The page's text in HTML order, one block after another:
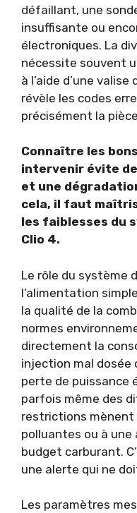
défaillant, une
insuffisante ou
électroniques. La
nécessite souvent
à l’aide d’une
révèle les codes
précisément la
Connaître les
intervenir évite
et une
cela, il faut
les faiblesses du
Clio 4.
Le rôle du système
l’alimentation
la qualité de la
normes
directement la
injection mal dosée
perte de puissance
parfois même des
restrictions mènent
polluantes ou à
budget carburant.
une alerte qui ne
Les paramètres